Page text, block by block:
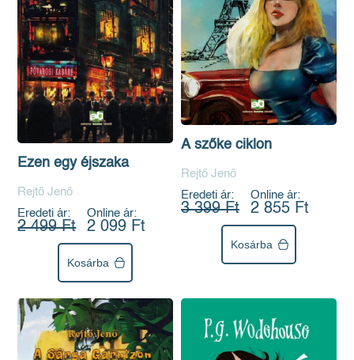
Ezen egy éjszaka
Rejtő Jenő
Eredeti ár:
2 499 Ft
Online ár:
2 099 Ft
Kosárba
A szőke ciklon
Rejtő Jenő
Eredeti ár:
3 399 Ft
Online ár:
2 855 Ft
Kosárba